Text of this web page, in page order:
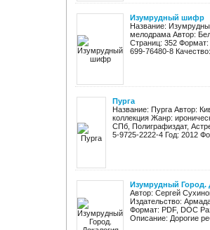
Изумрудный шифр
Название:
мелодрама Автор:
Страниц: 352
699-76480-8
Пурга
Название: Пурга Автор:
коллекция Жанр:
СПб, Полиграфиздат,
5-9725-2222-4 Год: 2012
Изумрудный Город.
Автор: Сергей
Издательство:
Формат: PDF, DOC
Описание: Дорогие